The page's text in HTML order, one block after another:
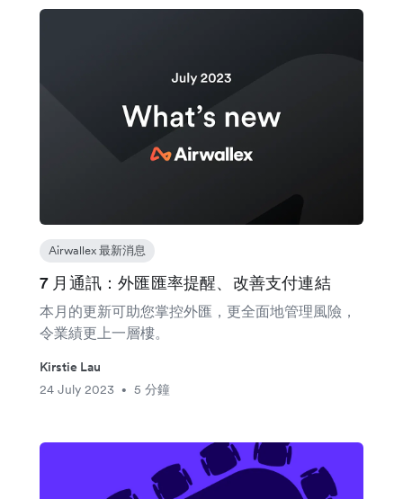
Airwallex 最新消息
7 月通訊：外匯匯率提醒、改善支付連結
本月的更新可助您掌控外匯，更全面地管理風險，
令業績更上一層樓。
Kirstie Lau
24 July 2023
• 5 分鐘